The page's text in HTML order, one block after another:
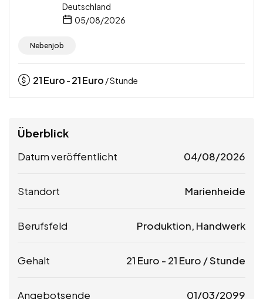
Deutschland
05/08/2026
Nebenjob
21Euro - 21Euro / Stunde
Überblick
Datum veröffentlicht 04/08/2026
Standort Marienheide
Berufsfeld Produktion, Handwerk
Gehalt 21 Euro - 21 Euro / Stunde
Angebotsende 01/03/2099